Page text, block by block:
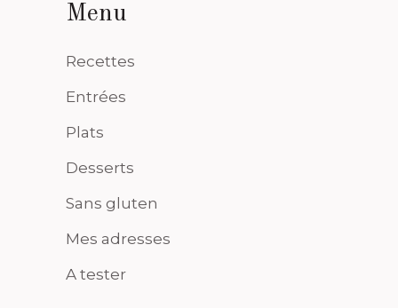
Menu
Recettes
Entrées
Plats
Desserts
Sans gluten
Mes adresses
A tester